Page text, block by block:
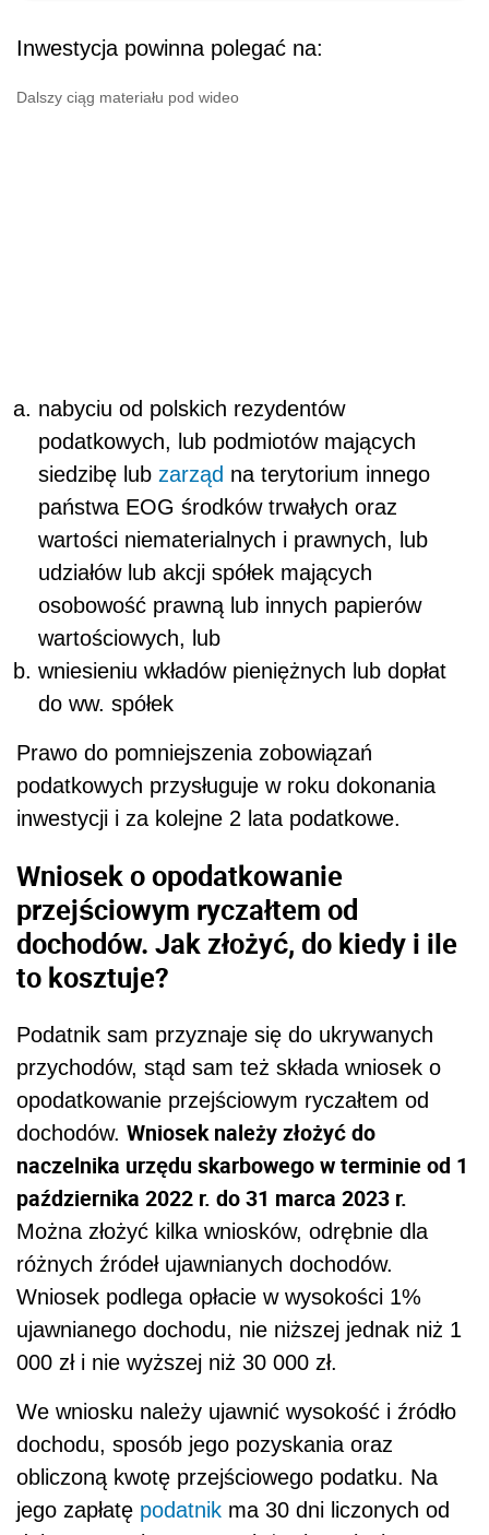
Inwestycja powinna polegać na:
Dalszy ciąg materiału pod wideo
nabyciu od polskich rezydentów
podatkowych, lub podmiotów mających
siedzibę lub zarząd na terytorium innego
państwa EOG środków trwałych oraz
wartości niematerialnych i prawnych, lub
udziałów lub akcji spółek mających
osobowość prawną lub innych papierów
wartościowych, lub
wniesieniu wkładów pieniężnych lub dopłat
do ww. spółek
Prawo do pomniejszenia zobowiązań
podatkowych przysługuje w roku dokonania
inwestycji i za kolejne 2 lata podatkowe.
Wniosek o opodatkowanie
przejściowym ryczałtem od
dochodów. Jak złożyć, do kiedy i ile
to kosztuje?
Podatnik sam przyznaje się do ukrywanych
przychodów, stąd sam też składa wniosek o
opodatkowanie przejściowym ryczałtem od
dochodów. Wniosek należy złożyć do
naczelnika urzędu skarbowego w terminie od 1
października 2022 r. do 31 marca 2023 r.
Można złożyć kilka wniosków, odrębnie dla
różnych źródeł ujawnianych dochodów.
Wniosek podlega opłacie w wysokości 1%
ujawnianego dochodu, nie niższej jednak niż 1
000 zł i nie wyższej niż 30 000 zł.
We wniosku należy ujawnić wysokość i źródło
dochodu, sposób jego pozyskania oraz
obliczoną kwotę przejściowego podatku. Na
jego zapłatę podatnik ma 30 dni liczonych od